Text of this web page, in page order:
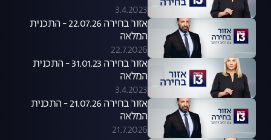
3.4.2023
אזור בחירה 22.07.26 - התכנית
המלאה
22.7.2026
אזור בחירה 31.01.23 - התכנית
המלאה
3.4.2023
אזור בחירה 21.07.26 - התכנית
המלאה
21.7.2026